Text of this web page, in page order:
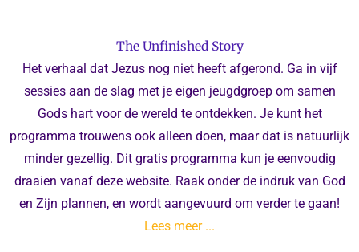
The Unfinished Story
Het verhaal dat Jezus nog niet heeft afgerond. Ga in vijf
sessies aan de slag met je eigen jeugdgroep om samen
Gods hart voor de wereld te ontdekken. Je kunt het
programma trouwens ook alleen doen, maar dat is natuurlijk
minder gezellig. Dit gratis programma kun je eenvoudig
draaien vanaf deze website. Raak onder de indruk van God
en Zijn plannen, en wordt aangevuurd om verder te gaan!
Lees meer ...